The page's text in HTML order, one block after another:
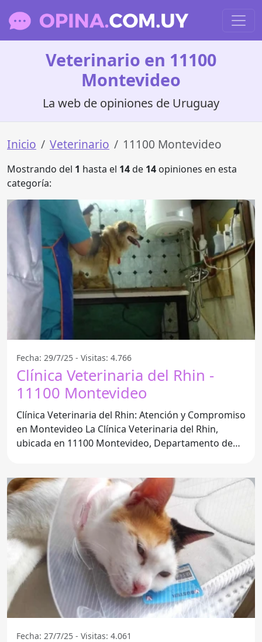
Veterinario en 11100
Montevideo
La web de opiniones de Uruguay
Inicio Veterinario 11100 Montevideo
Mostrando del 1 hasta el 14de 14 opiniones en esta
categoría:
Fecha: 29/7/25 - Visitas: 4.766
Clínica Veterinaria del Rhin -
11100 Montevideo
Clínica Veterinaria del Rhin: Atención y Compromiso
en Montevideo La Clínica Veterinaria del Rhin,
ubicada en 11100 Montevideo, Departamento de
Fecha: 27/7/25 - Visitas: 4.061